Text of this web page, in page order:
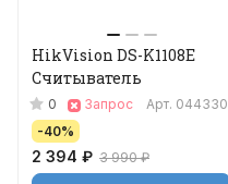
HikVision DS-K1108E
Считыватель
0 Запрос Арт. 044330
-40%
2 394 ₽ 3 990 ₽